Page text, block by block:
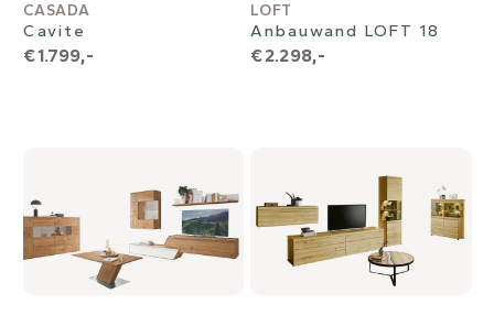
CASADA
Cavite
€ 1.799,-
LOFT
Anbauwand LOFT 18
€ 2.298,-